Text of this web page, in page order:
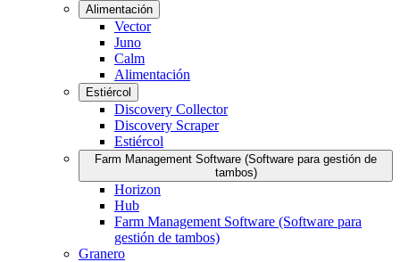
Alimentación
Vector
Juno
Calm
Alimentación
Estiércol
Discovery Collector
Discovery Scraper
Estiércol
Farm Management Software (Software para gestión de
tambos)
Horizon
Hub
Farm Management Software (Software para
gestión de tambos)
Granero